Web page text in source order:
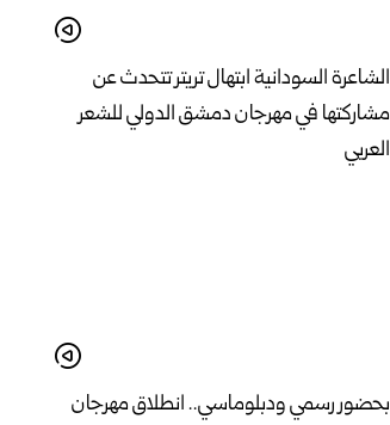
الشاعرة السودانية ابتهال تريتر تتحدث عن
مشاركتها في مهرجان دمشق الدولي للشعر
العربي
بحضور رسمي ودبلوماسي.. انطلاق مهرجان